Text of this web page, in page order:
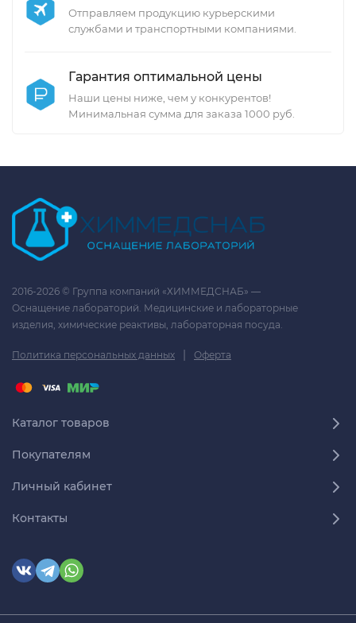
Отправляем продукцию курьерскими
службами и транспортными компаниями.
Гарантия оптимальной цены
Наши цены ниже, чем у конкурентов!
Минимальная сумма для заказа 1000 руб.
2016-2026 © Группа компаний «ХИММЕДСНАБ» —
Оснащение лабораторий. Медицинские и лабораторные
изделия, химические реактивы, лабораторная посуда.
Политика персональных данных | Оферта
Каталог товаров
Покупателям
Личный кабинет
Контакты